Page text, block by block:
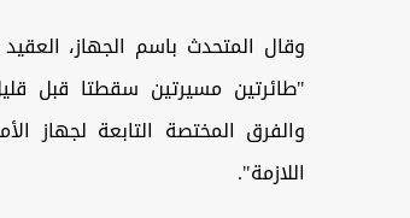
وقال المتحدث باسم الجهاز،
"طائرتين مسيرتين سقطتا قبل
والفرق المختصة التابعة لجهاز
اللازمة".